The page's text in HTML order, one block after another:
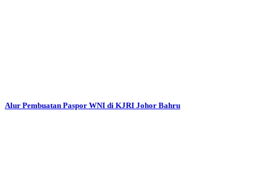
Alur Pembuatan Paspor WNI di KJRI Johor Bahru